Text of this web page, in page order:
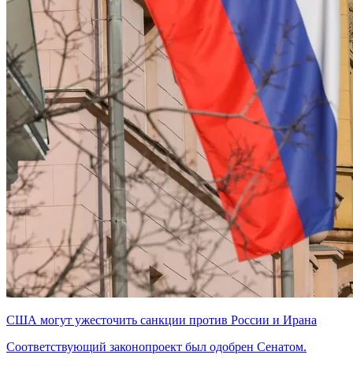
США могут ужесточить санкции против России и Ирана
Соответствующий законопроект был одобрен Сенатом.